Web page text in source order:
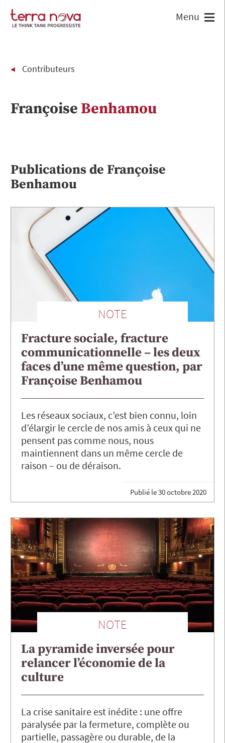
Contributeurs
Françoise Benhamou
Publications de Françoise
Benhamou
NOTE
Fracture sociale, fracture
communicationnelle – les deux
faces d’une même question, par
Françoise Benhamou
Les réseaux sociaux, c’est bien connu, loin
d’élargir le cercle de nos amis à ceux qui ne
pensent pas comme nous, nous
maintiennent dans un même cercle de
raison – ou de déraison.
Publié le30 octobre 2020
NOTE
La pyramide inversée pour
relancer l’économie de la
culture
La crise sanitaire est inédite : une offre
paralysée par la fermeture, complète ou
partielle, passagère ou durable, de la